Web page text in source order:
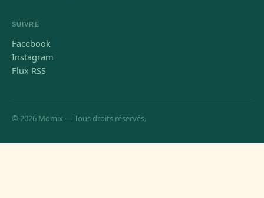
SUIVRE
Facebook
Instagram
Flux RSS
© 2026 Momix — Tous droits réservés.